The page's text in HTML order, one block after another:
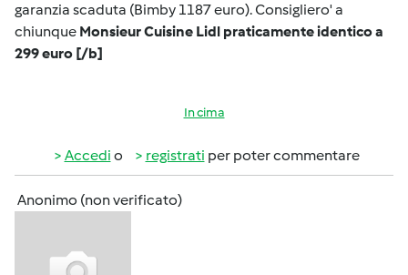
garanzia scaduta (Bimby 1187 euro). Consigliero' a
chiunque Monsieur Cuisine Lidl praticamente identico a
299 euro [/b]
In cima
Accedi o registrati per poter commentare
Anonimo (non verificato)